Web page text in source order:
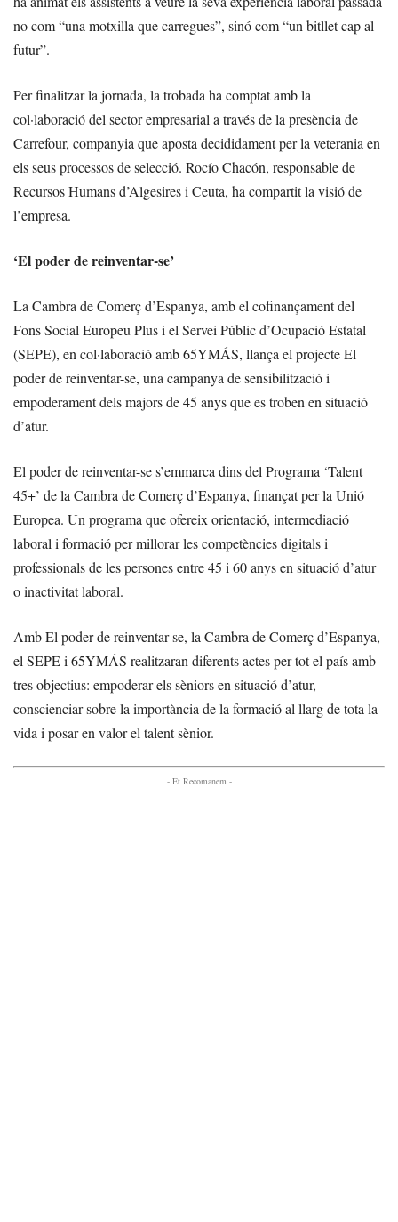
no com “una motxilla que carregues”, sinó com “un bitllet cap al
futur”.
Per finalitzar la jornada, la trobada ha comptat amb la
col·laboració del sector empresarial a través de la presència de
Carrefour, companyia que aposta decididament per la veterania en
els seus processos de selecció. Rocío Chacón, responsable de
Recursos Humans d’Algesires i Ceuta, ha compartit la visió de
l’empresa.
‘El poder de reinventar-se’
La Cambra de Comerç d’Espanya, amb el cofinançament del
Fons Social Europeu Plus i el Servei Públic d’Ocupació Estatal
(SEPE), en col·laboració amb 65YMÁS, llança el projecte El
poder de reinventar-se, una campanya de sensibilització i
empoderament dels majors de 45 anys que es troben en situació
d’atur.
El poder de reinventar-se s’emmarca dins del Programa ‘Talent
45+’ de la Cambra de Comerç d’Espanya, finançat per la Unió
Europea. Un programa que ofereix orientació, intermediació
laboral i formació per millorar les competències digitals i
professionals de les persones entre 45 i 60 anys en situació d’atur
o inactivitat laboral.
Amb El poder de reinventar-se, la Cambra de Comerç d’Espanya,
el SEPE i 65YMÁS realitzaran diferents actes per tot el país amb
tres objectius: empoderar els sèniors en situació d’atur,
conscienciar sobre la importància de la formació al llarg de tota la
vida i posar en valor el talent sènior.
- Et Recomanem -